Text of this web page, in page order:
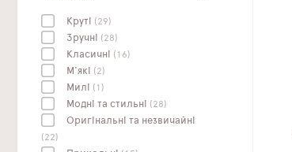
Круті (29)
Зручні (28)
Класичні (16)
М'які (2)
Милі (1)
Модні та стильні (28)
Оригінальні та незвичайні
(22)